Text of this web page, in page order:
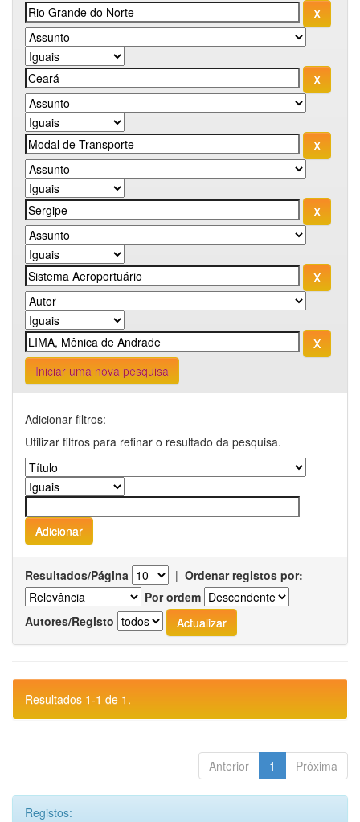
Iniciar uma nova pesquisa
Adicionar filtros:
Utilizar filtros para refinar o resultado da pesquisa.
Resultados/Página | Ordenar registos por:
Por ordem
Autores/Registo
Resultados 1-1 de 1.
Anterior 1 Próxima
Registos: